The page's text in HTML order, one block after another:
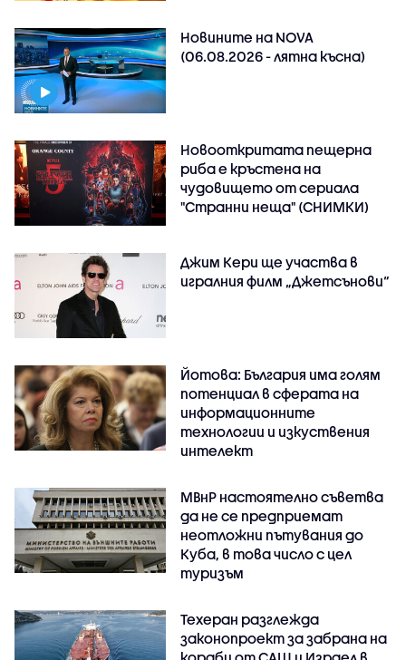
Новините на NOVA
(06.08.2026 - лятна късна)
Новооткритата пещерна
риба е кръстена на
чудовището от сериала
"Странни неща" (СНИМКИ)
Джим Кери ще участва в
игралния филм „Джетсънови“
Йотова: България има голям
потенциал в сферата на
информационните
технологии и изкуствения
интелект
МВнР настоятелно съветва
да не се предприемат
неотложни пътувания до
Куба, в това число с цел
туризъм
Техеран разглежда
законопроект за забрана на